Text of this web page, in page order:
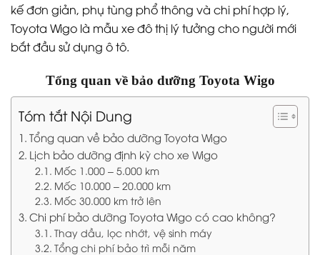
kế đơn giản, phụ tùng phổ thông và chi phí hợp lý,
Toyota Wigo là mẫu xe đô thị lý tưởng cho người mới
bắt đầu sử dụng ô tô.
Tổng quan về bảo dưỡng Toyota Wigo
Tóm tắt Nội Dung
Tổng quan về bảo dưỡng Toyota Wigo
Lịch bảo dưỡng định kỳ cho xe Wigo
Mốc 1.000 – 5.000 km
Mốc 10.000 – 20.000 km
Mốc 30.000 km trở lên
Chi phí bảo dưỡng Toyota Wigo có cao không?
Thay dầu, lọc nhớt, vệ sinh máy
Tổng chi phí bảo trì mỗi năm